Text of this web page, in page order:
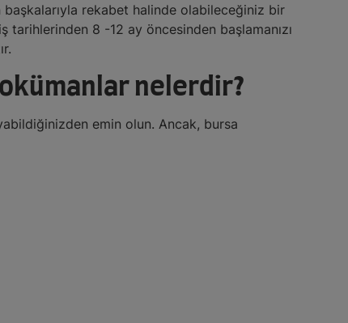
rekabet halinde olabileceğiniz bir
8 -12 ay öncesinden başlamanızı
nelerdir?
emin olun. Ancak, bursa